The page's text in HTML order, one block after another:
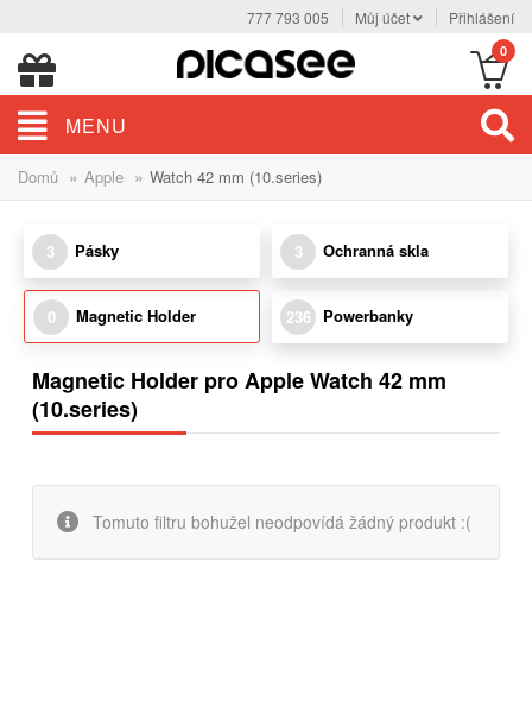
777 793 005 Můj účet Přihlášení
0
MENU
Domů » Apple » Watch 42 mm (10.series)
3 Pásky 3 Ochranná skla
0 Magnetic Holder 236 Powerbanky
Magnetic Holder pro Apple Watch 42 mm
(10.series)
Tomuto filtru bohužel neodpovídá žádný produkt :(